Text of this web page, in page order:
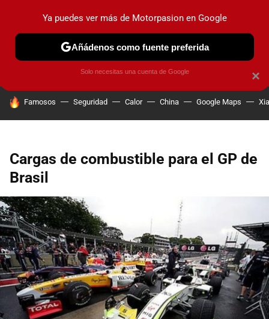
PRUEBAS COCHES ELÉCTRICOS OBSERVATORIO
HOY SE HABLA DE
Famosos Seguridad Calor China Google Maps
Cargas de combustible para el GP de
Brasil
×
Ya puedes ver más de Motorpasion en Google
Añádenos como fuente preferida
Solo necesitas una cuenta de Google